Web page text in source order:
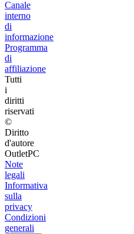
Canale
interno
di
informazione
Programma
di
affiliazione
Tutti
i
diritti
riservati
©
Diritto
d'autore
OutletPC
Note
legali
Informativa
sulla
privacy
Condizioni
generali